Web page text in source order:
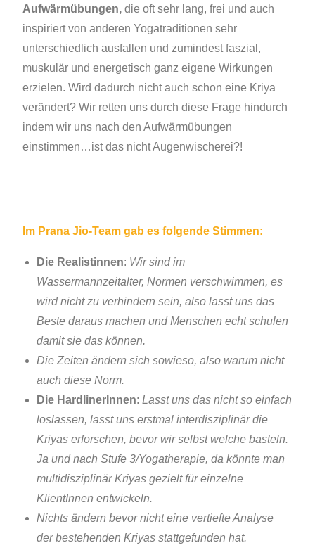
Aufwärmübungen,die oft sehr lang, frei und auch
inspiriert von anderen Yogatraditionen sehr
unterschiedlich ausfallen und zumindest faszial,
muskulär und energetisch ganz eigene Wirkungen
erzielen. Wird dadurch nicht auch schon eine Kriya
verändert? Wir retten uns durch diese Frage hindurch
indem wir uns nach den Aufwärmübungen
einstimmen…ist das nicht Augenwischerei?!
Im Prana Jio-Team gab es folgende Stimmen:
Die Realistinnen: Wir sind im
Wassermannzeitalter, Normen verschwimmen, es
wird nicht zu verhindern sein, also lasst uns das
Beste daraus machen und Menschen echt schulen
damit sie das können.
Die Zeiten ändern sich sowieso, also warum nicht
auch diese Norm.
Die HardlinerInnen:Lasst uns das nicht so einfach
loslassen, lasst uns erstmal interdisziplinär die
Kriyas erforschen, bevor wir selbst welche basteln.
Ja und nach Stufe 3/Yogatherapie, da könnte man
multidisziplinär Kriyas gezielt für einzelne
KlientInnen entwickeln.
Nichts ändern bevor nicht eine vertiefte Analyse
der bestehenden Kriyas stattgefunden hat.